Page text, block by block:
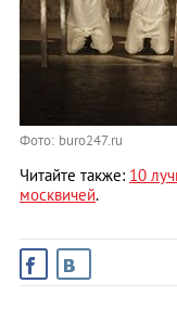
Фото: buro247.ru
Читайте также: 10
москвичей.